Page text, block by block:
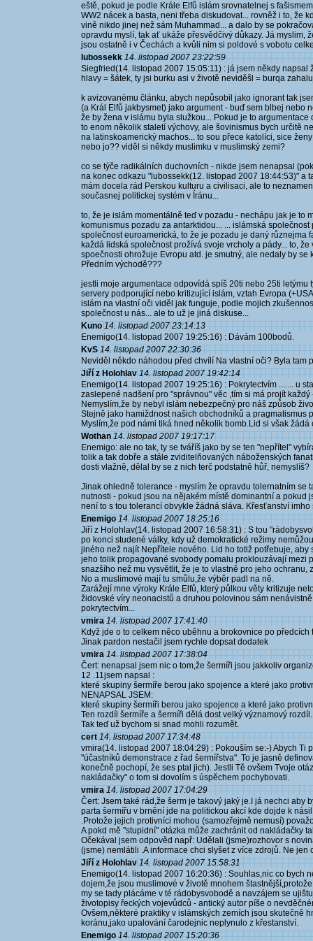
eště, pokud je podle Krále Elfů islám srovnatelnej s
WW2 nácek a basta, neni třeba diskudovat... rovněž i to, že
vině nikdo jinej než sám Muhammad... a dalo by se
opravdu myslí, tak ať ukáže přesvědčivý důkazy. Já myslim,
jsou ostatně i v Čechách a kvůli nim si poldové s vobotu
lubossekk 14. listopad 2007 23:22:59
Siegfried(14. listopad 2007 15:05:11) : já jsem někdy
hlavy = šátek, ty jsi burku asi v životě neviděšl = burqa
k avizovanému článku, abych nepůsobil jako ignorant tak
(a Král Elfů jakbysmet) jako argument - buď sem blbej nebo
že by žena v islámu byla služkou... Pokud je to
to enom několik staletí výchovy, ale šovinismus bych určitě
na latinskoamerický machos... to sou přece katolíci, sice
nebo jo?? viděl si někdy muslimku v muslimský zemi?
co se týče radikálních duchovních - nikde jsem nenapsal
na konec odkazu "lubossekk(12. listopad 2007 18:44:53)" a
mám docela rád Perskou kulturu a civilisaci, ale to
současnej politickej systém v Íránu...
to, že je islám momentálně teď v pozadu - nechápu jak je to
komunismus pozadu za antarktidou... ... islámská
společnost euroamerická, to že je pozadu je daný různejma
každá lidská společnost prožívá svoje vrcholy a pády... to,
spoečnosti ohrožuje Evropu atd. je smutný, ale nedaly by
Předním východě???
jestli moje argumentace odpovídá spíš 20ti nebo 25ti letýmu
servery podporující nebo kritizující islám, vztah Evropa
islám na vlastní oči viděl jak funguje, podle mojich
společnost u nás... ale to už je jiná diskuse...
Kuno 14. listopad 2007 23:14:13
Enemigo(14. listopad 2007 19:25:16) : Dávám 100bodů.
KvS 14. listopad 2007 22:30:36
Neviděl někdo náhodou před chvílí Na vlastní oči? Byla tam
Jiří z Holohlav 14. listopad 2007 19:42:14
Enemigo(14. listopad 2007 19:25:16) : Pokrytectvím ....... u
zaslepené nadšení pro "správnou" věc ,tím si má projít každý
Nemyslím,že by nebyl islám nebezpečný pro náš způsob
Stejně jako hamiždnost našich obchodníků a pragmatismus
Myslím,že pod námi tiká hned několik bomb.Lid si však žádá
Wothan 14. listopad 2007 19:17:17
Enemigo: ale no tak, ty se tváříš jako by se ten "nepřítel"
tolik a tak dobře a stále zviditelňovaných náboženských
dosti vlažně, dělal by se z nich terč podstatně hůř, nemyslíš?
Jinak ohledně tolerance - myslím že opravdu tolernatním se
nutnosti - pokud jsou na nějakém místě dominantní a pokud
není to s tou tolerancí obvykle žádná sláva. Křesťanství
Enemigo 14. listopad 2007 18:25:16
Jiří z Holohlav(14. listopad 2007 16:58:31) : S tou
po konci studené války, kdy už demokratické režimy
jiného než najít Nepřítele nového. Lid ho totiž potřebuje,
jeho tolik propagované svobody pomalu proklouzávají mezi
snazšího než mu vysvětlit, že je to vlastně pro jeho ochranu,
No a muslimové mají tu smůlu,že výběr padl na ně.
Zarážejí mne výroky Krále Elfů, který půlkou věty kritizuje
židovské víry neonacistů a druhou polovinou sám
pokrytectvím...
vmira 14. listopad 2007 17:41:40
Když jde o to celkem něco uběhnu a brokovnice po předcích
Jinak pardon nestačil jsem rychle dopsat dodatek
vmira 14. listopad 2007 17:38:04
Čert: nenapsal jsem nic o tom,že šermíři jsou jakkoliv
12 .11jsem napsal :
které skupiny šermíře berou jako spojence a které jako
NENAPSAL JSEM:
které skupiny šermíři berou jako spojence a které jako
Ten rozdíl šermíře a šermíři dělá dost velký významový rozdíl.
Tak teď už bychom si snad mohli rozumět.
cert 14. listopad 2007 17:34:48
vmira(14. listopad 2007 18:04:29) : Pokouším se:-) Abych Ti
"účastníků demonstrace z řad šermířstva". To je jasně
konečně pochopí, že ses ptal jich). Jestli Tě ovšem Tvoje
nakládačky" o tom si dovolím s úspěchem pochybovati.
vmira 14. listopad 2007 17:04:29
Čert: Jsem také rád,že šerm je takový jaký je.I já nechci aby
parta šermířu v brnění jde na politickou akcí kde dojde k
.Protože jejich protivníci mohou (samozřejmě nemusí)
A pokd mě "stupidní" otázka může zachránit od nakládačky
Očekával jsem odpověd např: Udělali (jsme)rozhovor s
(jsme) nemlátili .A informace chci slyšet z více zdrojů. Ne
Jiří z Holohlav 14. listopad 2007 15:58:31
Enemigo(14. listopad 2007 16:20:36) : Souhlas,nic co bych
dojem,že jsou muslimové v životě mnohem
my se tady plácáme v té rádobysvobodě a navzájem se
životopisy řeckých vojevůdců - antický autor píše o
Ovšem,některé praktiky v islámských zemích jsou skutečně
koránu,jako upalování čarodejnic neplynulo z křestanství.
Enemigo 14. listopad 2007 15:20:36